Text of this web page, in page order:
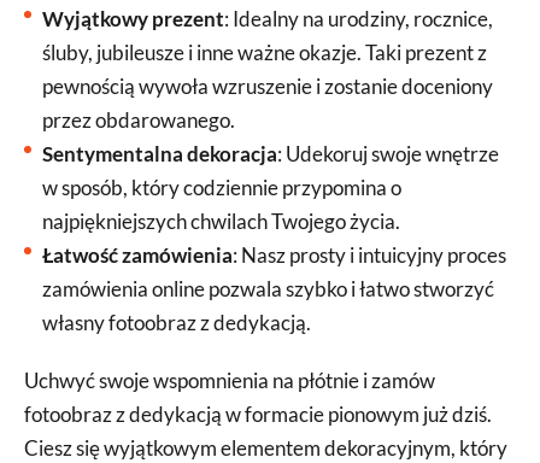
Wyjątkowy prezent: Idealny na urodziny, rocznice,
śluby, jubileusze i inne ważne okazje. Taki prezent z
pewnością wywoła wzruszenie i zostanie doceniony
przez obdarowanego.
Sentymentalna dekoracja: Udekoruj swoje wnętrze
w sposób, który codziennie przypomina o
najpiękniejszych chwilach Twojego życia.
Łatwość zamówienia: Nasz prosty i intuicyjny proces
zamówienia online pozwala szybko i łatwo stworzyć
własny fotoobraz z dedykacją.
Uchwyć swoje wspomnienia na płótnie i zamów
fotoobraz z dedykacją w formacie pionowym już dziś.
Ciesz się wyjątkowym elementem dekoracyjnym, który